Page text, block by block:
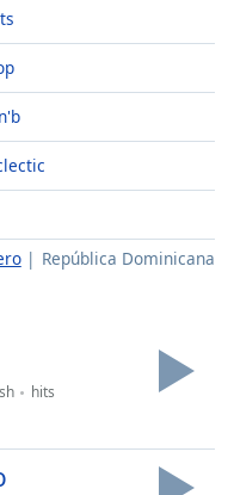
República Dominicana
hits